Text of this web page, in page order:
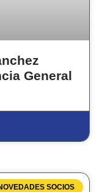
General
SOCIOS